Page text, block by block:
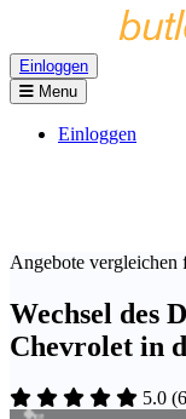
Einloggen
Menu
Einloggen
Angebote vergleichen
Wechsel des
Chevrolet in
5.0 (6